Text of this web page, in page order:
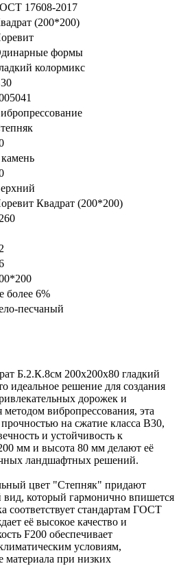
17608-2017
(200*200)
формы
колормикс
камень
Квадрат (200*200)
более 6%
песчаный
Б.2.К.8см 200х200х80 гладкий
идеальное решение для создания
дорожек и
вибропрессования, эта
на сжатие класса B30,
и устойчивость к
мм и высота 80 мм делают её
ландшафтных решений.
цвет "Степняк" придают
который гармонично впишется
соответствует стандартам ГОСТ
её высокое качество и
F200 обеспечивает
условиям,
материала при низких